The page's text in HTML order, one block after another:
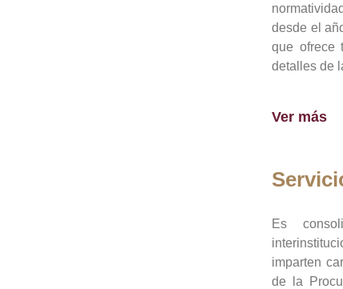
desde el
que ofrece
detalles de
Ver más
Es
imparten
de la